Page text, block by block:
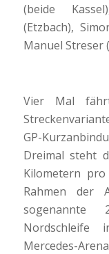
(beide
(Etzbach),
Manuel Streser
Vier Mal
GP-
Dreimal steht
Kilometern
Rahmen der
sogenannte
Nordschleife
Mercedes-